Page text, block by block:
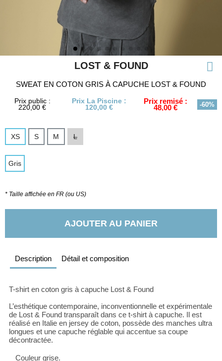
LOST & FOUND
SWEAT EN COTON GRIS À CAPUCHE LOST & FOUND
Prix public :
220,00 €
Prix La Piscine :
120,00 €
Prix remisé :
48,00 € -60%
XS S M L
Gris
* Taille affichée en FR (ou US)
AJOUTER AU PANIER
Description Détail et composition
T-shirt en coton gris à capuche Lost & Found
L’esthétique contemporaine, inconventionnelle et expérimentale
de Lost & Found transparaît dans ce t-shirt à capuche. Il est
réalisé en Italie en jersey de coton, possède des manches ultra
longues et une capuche réglable qui accentue sa coupe
décontractée.
Couleur grise.